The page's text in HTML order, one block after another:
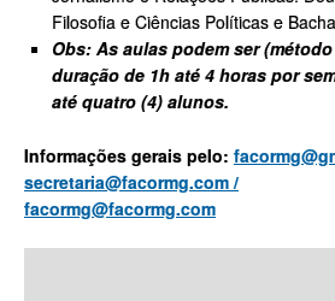
Filosofia e Ciências Políticas e
Obs: As aulas podem ser
duração de 1h até 4 horas por
até quatro (4) alunos.
Informações gerais pelo:
secretaria@facormg.com /
facormg@facormg.com